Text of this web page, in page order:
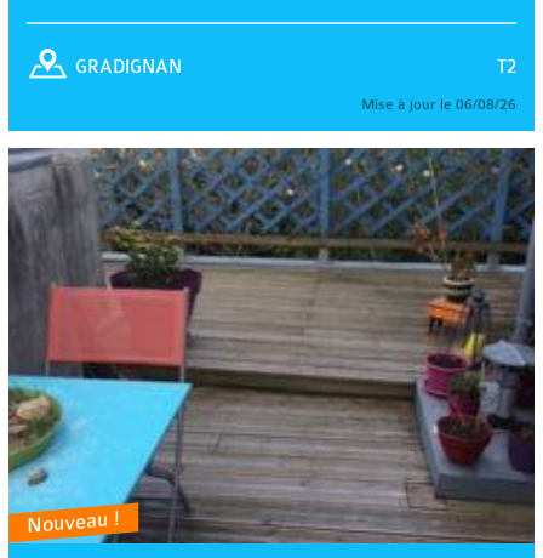
T2
GRADIGNAN
Mise à jour le 06/08/26
Nouveau !